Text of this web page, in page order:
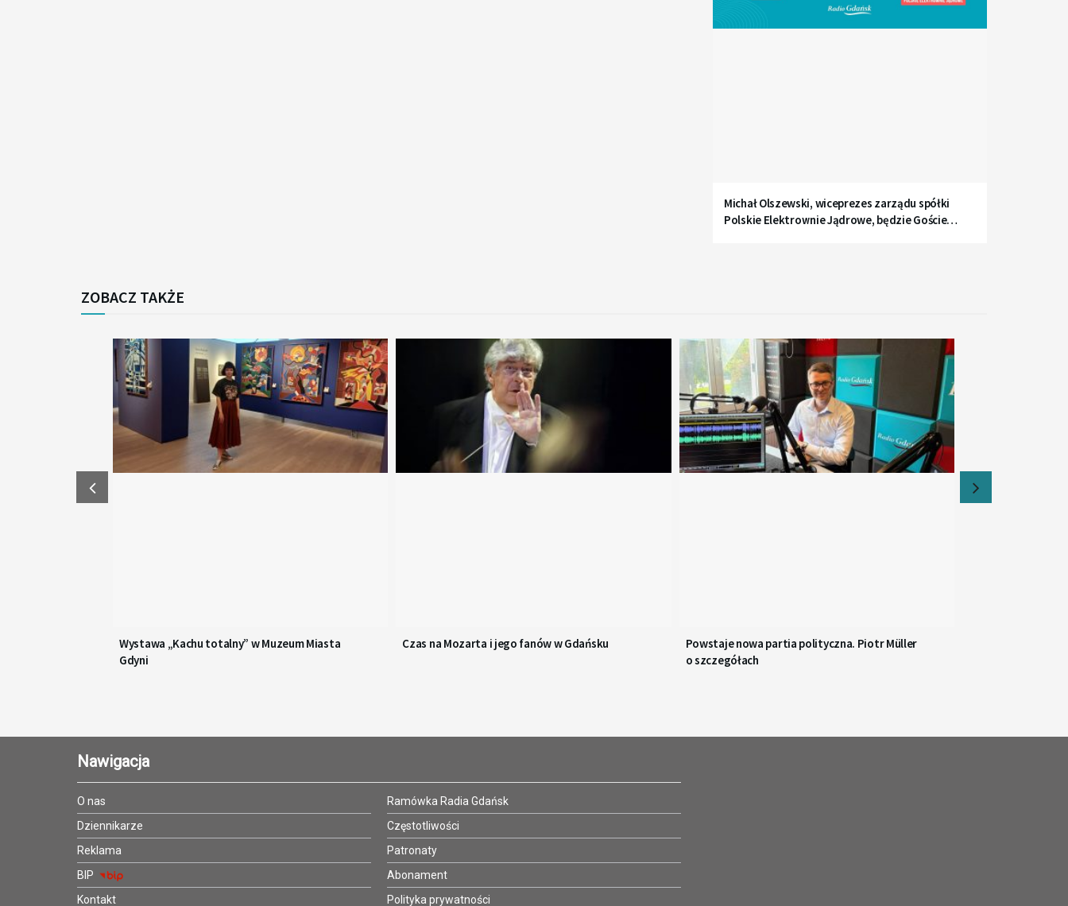
Michał Olszewski, wiceprezes zarządu spółki
Polskie Elektrownie Jądrowe, będzie Gościem
ZOBACZ TAKŻE
Wystawa „Kachu totalny” w Muzeum Miasta
Gdyni
Czas na Mozarta i jego fanów w Gdańsku
Powstaje nowa partia polityczna. Piotr Müller
o szczegółach
Nawigacja
O nas
Dziennikarze
Reklama
BIP
Kontakt
Ramówka Radia Gdańsk
Częstotliwości
Patronaty
Abonament
Polityka prywatności